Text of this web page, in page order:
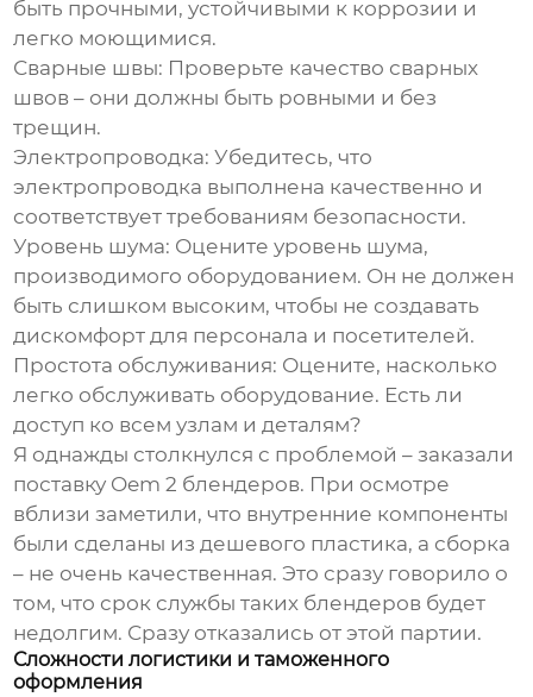
быть прочными, устойчивыми к коррозии и
легко моющимися.
Сварные швы: Проверьте качество сварных
швов – они должны быть ровными и без
трещин.
Электропроводка: Убедитесь, что
электропроводка выполнена качественно и
соответствует требованиям безопасности.
Уровень шума: Оцените уровень шума,
производимого оборудованием. Он не должен
быть слишком высоким, чтобы не создавать
дискомфорт для персонала и посетителей.
Простота обслуживания: Оцените, насколько
легко обслуживать оборудование. Есть ли
доступ ко всем узлам и деталям?
Я однажды столкнулся с проблемой – заказали
поставку Oem 2 блендеров. При осмотре
вблизи заметили, что внутренние компоненты
были сделаны из дешевого пластика, а сборка
– не очень качественная. Это сразу говорило о
том, что срок службы таких блендеров будет
недолгим. Сразу отказались от этой партии.
Сложности логистики и таможенного
оформления